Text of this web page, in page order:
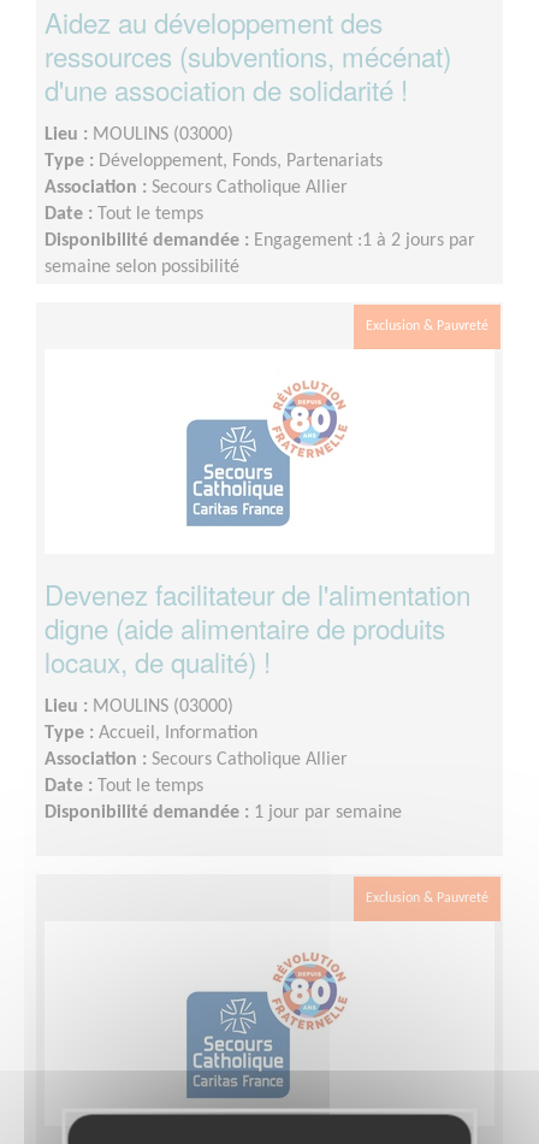
Aidez au développement des
ressources (subventions, mécénat)
d'une association de solidarité !
Lieu : MOULINS (03000)
Type : Développement, Fonds, Partenariats
Association : Secours Catholique Allier
Date :
Tout le temps
Disponibilité demandée : Engagement :1 à 2 jours par
semaine selon possibilité
Exclusion & Pauvreté
Devenez facilitateur de l'alimentation
digne (aide alimentaire de produits
locaux, de qualité) !
Lieu : MOULINS (03000)
Type : Accueil, Information
Association : Secours Catholique Allier
Date :
Tout le temps
Disponibilité demandée : 1 jour par semaine
Exclusion & Pauvreté